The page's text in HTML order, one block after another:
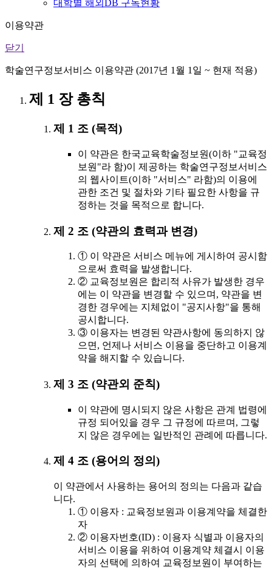
대학별 해외DB 구독현황
이용약관
닫기
학술연구정보서비스 이용약관 (2017년 1월 1일 ~ 현재 적용)
제 1 장 총칙
제 1 조 (목적)
이 약관은 한국교육학술정보원(이하 "교육정
보원"라 함)이 제공하는 학술연구정보서비스
의 웹사이트(이하 "서비스" 라함)의 이용에
관한 조건 및 절차와 기타 필요한 사항을 규
정하는 것을 목적으로 합니다.
제 2 조 (약관의 효력과 변경)
① 이 약관은 서비스 메뉴에 게시하여 공시함
으로써 효력을 발생합니다.
② 교육정보원은 합리적 사유가 발생한 경우
에는 이 약관을 변경할 수 있으며, 약관을 변
경한 경우에는 지체없이 "공지사항"을 통해
공시합니다.
③ 이용자는 변경된 약관사항에 동의하지 않
으면, 언제나 서비스 이용을 중단하고 이용계
약을 해지할 수 있습니다.
제 3 조 (약관외 준칙)
이 약관에 명시되지 않은 사항은 관계 법령에
규정 되어있을 경우 그 규정에 따르며, 그렇
지 않은 경우에는 일반적인 관례에 따릅니다.
제 4 조 (용어의 정의)
이 약관에서 사용하는 용어의 정의는 다음과 같습
니다.
① 이용자 : 교육정보원과 이용계약을 체결한
자
② 이용자번호(ID) : 이용자 식별과 이용자의
서비스 이용을 위하여 이용계약 체결시 이용
자의 선택에 의하여 교육정보원이 부여하는